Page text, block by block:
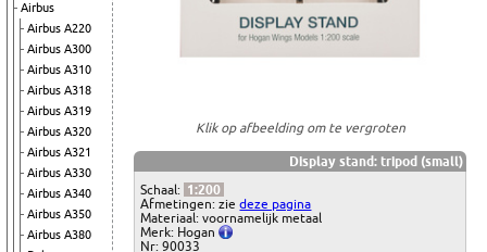
Airbus
Airbus A220
Airbus A300
Airbus A310
Airbus A318
Airbus A319
Airbus A320
Airbus A321
Airbus A330
Airbus A340
Airbus A350
Airbus A380
Klik op afbeelding om te vergroten
Display stand: tripod (small)
Schaal: 1:200
Afmetingen: ziedeze pagina
Materiaal: voornamelijk metaal
Merk: Hogan
Nr: 90033